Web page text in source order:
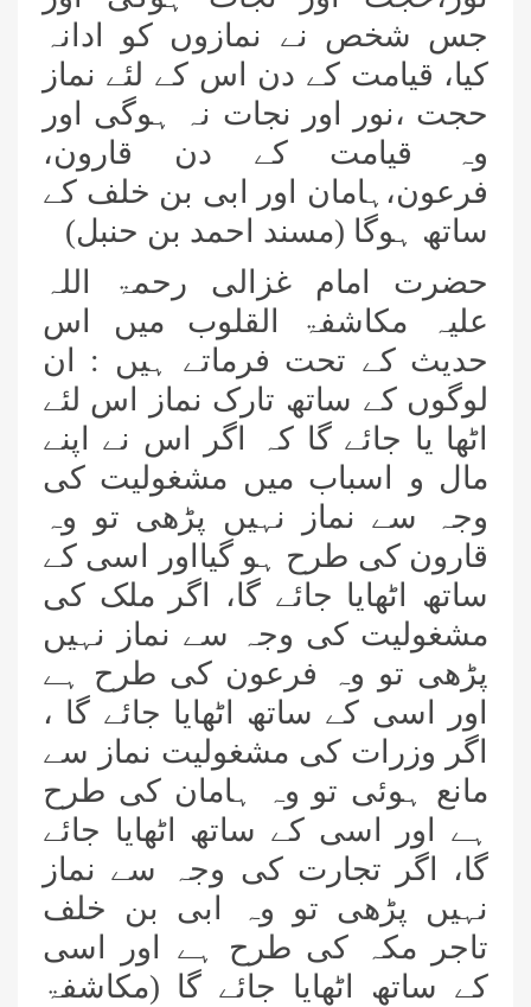
جس شخص نے نمازوں کو ادانہ
کیا، قیامت کے دن اس کے لئے نماز
حجت ،نور اور نجات نہ ہوگی اور
وہ قیامت کے دن قارون،
فرعون،ہامان اور ابی بن خلف کے
ساتھ ہوگا (مسند احمد بن حنبل)
حضرت امام غزالی رحمۃ اللہ
علیہ مکاشفۃ القلوب میں اس
حدیث کے تحت فرماتے ہیں : ان
لوگوں کے ساتھ تارک نماز اس لئے
اٹھا یا جائے گا کہ اگر اس نے اپنے
مال و اسباب میں مشغولیت کی
وجہ سے نماز نہیں پڑھی تو وہ
قارون کی طرح ہو گیااور اسی کے
ساتھ اٹھایا جائے گا، اگر ملک کی
مشغولیت کی وجہ سے نماز نہیں
پڑھی تو وہ فرعون کی طرح ہے
اور اسی کے ساتھ اٹھایا جائے گا ،
اگر وزرات کی مشغولیت نماز سے
مانع ہوئی تو وہ ہامان کی طرح
ہے اور اسی کے ساتھ اٹھایا جائے
گا، اگر تجارت کی وجہ سے نماز
نہیں پڑھی تو وہ ابی بن خلف
تاجر مکہ کی طرح ہے اور اسی
کے ساتھ اٹھایا جائے گا (مکاشفۃ